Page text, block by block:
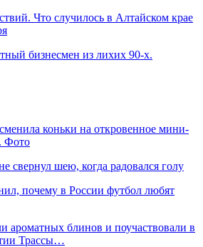
Что случилось в Алтайском крае
бизнесмен из лихих 90-х.
коньки на откровенное мини-
Фото
свернул шею, когда радовался голу
почему в России футбол любят
ароматных блинов и поучаствовали в
Трассы…